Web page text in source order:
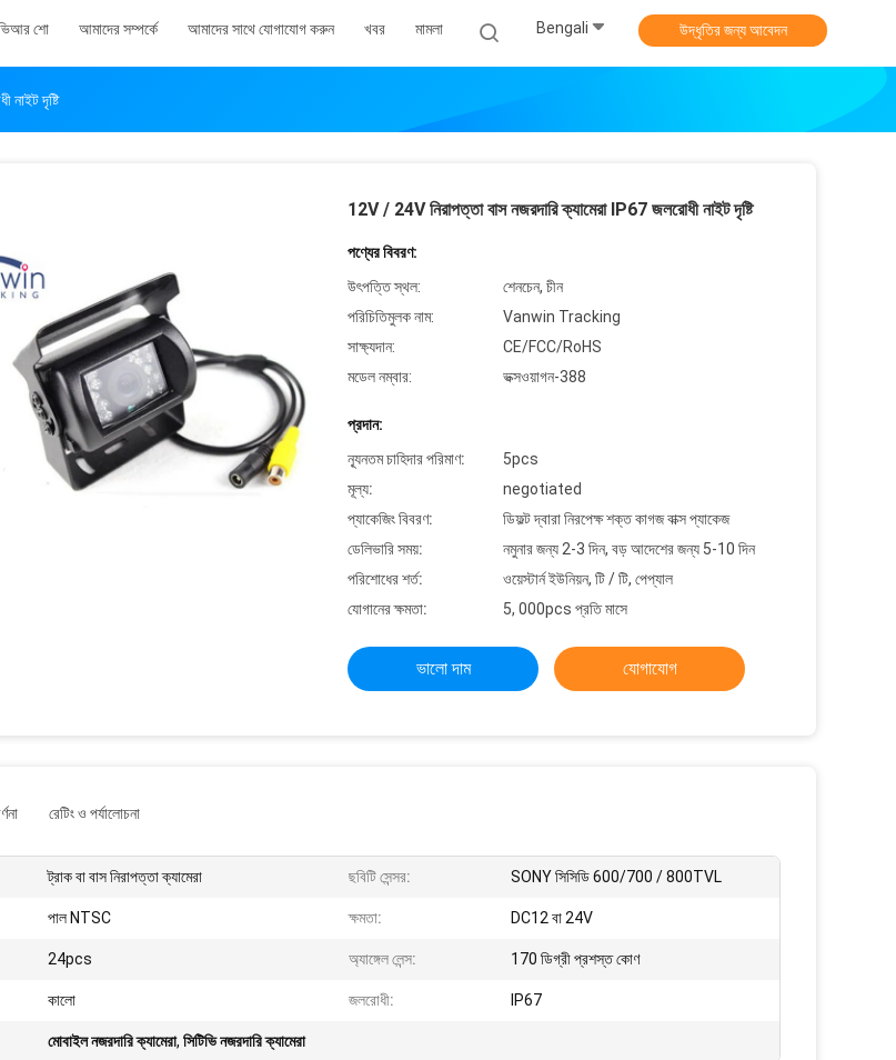
শো আমাদের সম্পর্কে আমাদের সাথে যোগাযোগ করুন খবর মামলা Bengali উদ্ধৃতির জন্য আবেদন
দৃষ্টি
12V / 24V নিরাপত্তা বাস নজরদারি ক্যামেরা IP67 জলরোধী নাইট দৃষ্টি
পণ্যের বিবরণ:
উৎপত্তি স্থল:
শেনচেন, চীন
পরিচিতিমুলক নাম:
Vanwin Tracking
সাক্ষ্যদান:
CE/FCC/RoHS
মডেল নম্বার:
ভক্সওয়াগন-388
প্রদান:
ন্যূনতম চাহিদার পরিমাণ:
5pcs
মূল্য:
negotiated
প্যাকেজিং বিবরণ:
ডিফল্ট দ্বারা নিরপেক্ষ শক্ত কাগজ বাক্স প্যাকেজ
ডেলিভারি সময়:
নমুনার জন্য 2-3 দিন, বড় আদেশের জন্য 5-10 দিন
পরিশোধের শর্ত:
ওয়েস্টার্ন ইউনিয়ন, টি / টি, পেপ্যাল
যোগানের ক্ষমতা:
5, 000pcs প্রতি মাসে
ভালো দাম যোগাযোগ
রেটিং ও পর্যালোচনা
ট্রাক বা বাস নিরাপত্তা ক্যামেরা ছবিটি সেন্সর: SONY সিসিডি 600/700 / 800TVL
পাল NTSC ক্ষমতা: DC12 বা 24V
24pcs অ্যাঙ্গেল লেন্স: 170 ডিগ্রী প্রশস্ত কোণ
কালো জলরোধী: IP67
মোবাইল নজরদারি ক্যামেরা, সিটিভি নজরদারি ক্যামেরা